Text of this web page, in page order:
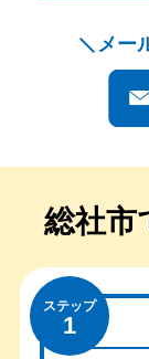
メー
総社市
ステップ
1